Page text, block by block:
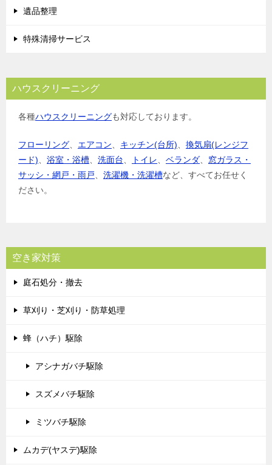
遺品整理
特殊清掃サービス
ハウスクリーニング
各種ハウスクリーニングも対応しております。
フローリング、 エアコン、 キッチン(台所)、 換気扇(レンジフ
ード)、 浴室・浴槽、 洗面台、 トイレ、 ベランダ、 窓ガラス・
サッシ・網戸・雨戸、 洗濯機・洗濯槽など、すべてお任せく
ださい。
空き家対策
庭石処分・撤去
草刈り・芝刈り・防草処理
蜂（ハチ）駆除
アシナガバチ駆除
スズメバチ駆除
ミツバチ駆除
ムカデ(ヤスデ)駆除